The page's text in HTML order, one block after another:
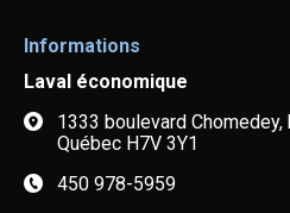
Informations
Laval économique
1333 boulevard Chomedey,
Québec H7V 3Y1
450 978-5959